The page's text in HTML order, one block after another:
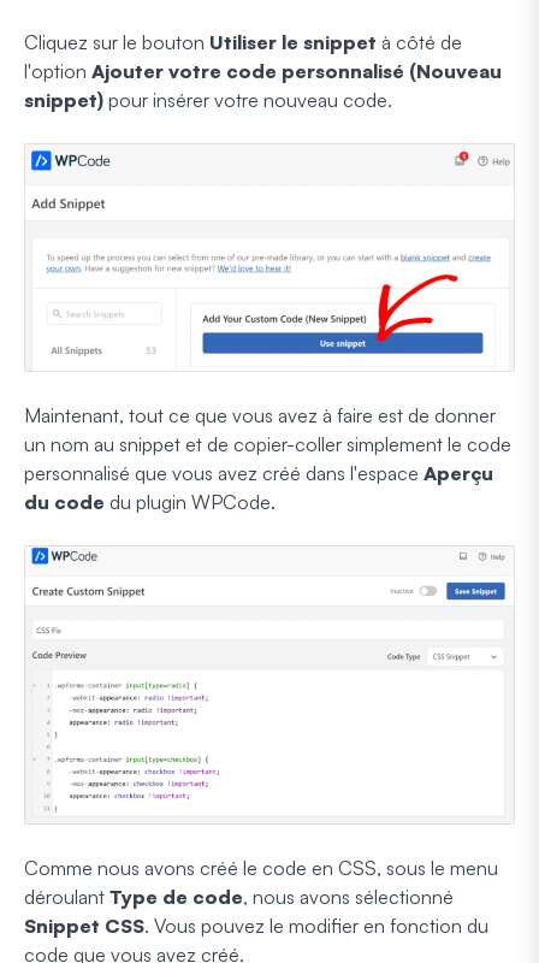
Cliquez sur le bouton Utiliser le snippet à côté de
l'option Ajouter votre code personnalisé (Nouveau
snippet) pour insérer votre nouveau code.
Maintenant, tout ce que vous avez à faire est de donner
un nom au snippet et de copier-coller simplement le code
personnalisé que vous avez créé dans l'espace Aperçu
du code du plugin WPCode.
Comme nous avons créé le code en CSS, sous le menu
déroulant Type de code, nous avons sélectionné
Snippet CSS. Vous pouvez le modifier en fonction du
code que vous avez créé.